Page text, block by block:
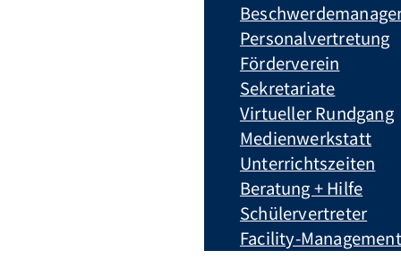
Personalvertretung
Förderverein
Sekretariate
Virtueller Rundgang
Medienwerkstatt
Unterrichtszeiten
Beratung + Hilfe
Schülervertreter
Facility-Management